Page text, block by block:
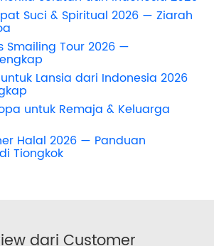
Suci & Spiritual 2026 — Ziarah
Smailing Tour 2026 —
Lansia dari Indonesia 2026
untuk Remaja & Keluarga
Halal 2026 — Panduan
Tiongkok
dari Customer